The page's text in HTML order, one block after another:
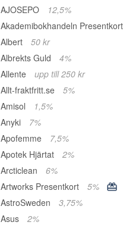
AJOSEPO
12,5%
Akademibokhandeln
Albert
50 kr
Albrekts Guld
4%
Allente
upp till 250 kr
Allt-fraktfritt.se
5%
Amisol
1,5%
Anyki
7%
Apofemme
7,5%
Apotek Hjärtat
2%
Arcticlean
6%
Artworks Presentkort
5%
AstroSweden
3,75%
Asus
2%